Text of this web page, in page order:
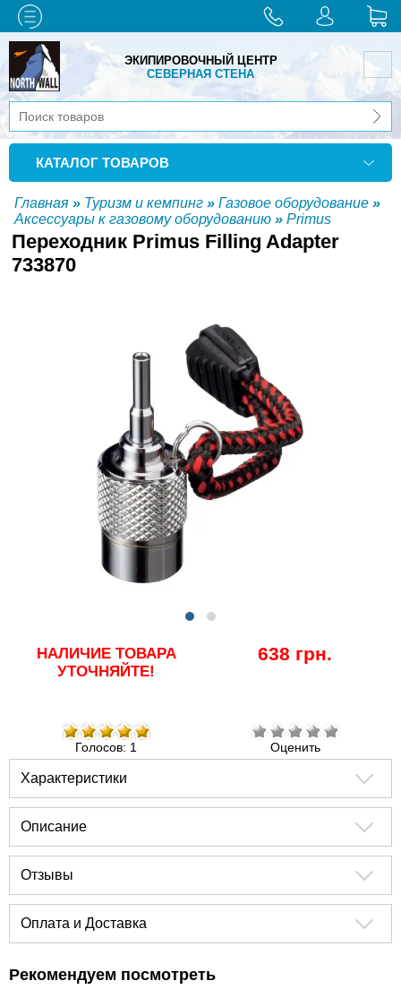
ЭКИПИРОВОЧНЫЙ ЦЕНТР
СЕВЕРНАЯ СТЕНА
КАТАЛОГ ТОВАРОВ
Главная » Туризм и кемпинг » Газовое оборудование »
Аксессуары к газовому оборудованию » Primus
Переходник Primus Filling Adapter
733870
НАЛИЧИЕ ТОВАРА
УТОЧНЯЙТЕ!
638 грн.
Голосов: 1 Оценить
Характеристики
Описание
Отзывы
Оплата и Доставка
Рекомендуем посмотреть